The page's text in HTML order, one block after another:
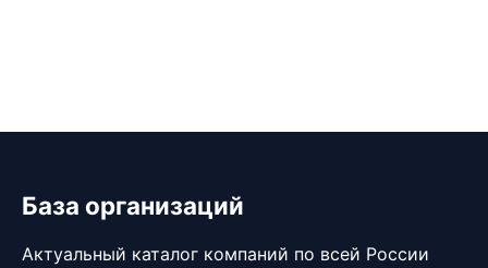
База организаций
Актуальный каталог компаний по всей России